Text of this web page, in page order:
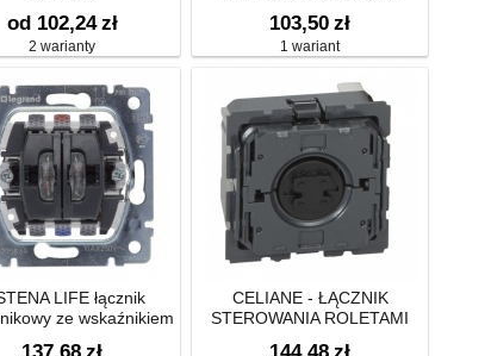
od 102,24 zł
2 warianty
103,50 zł
1 wariant
LIFE łącznik
ze wskaźnikiem
CELIANE - ŁĄCZNIK
STEROWANIA ROLETAMI